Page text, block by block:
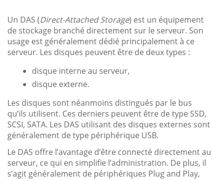
Un DAS (Direct-Attached Storage) est un équipement
de stockage branché directement sur le serveur. Son
usage est généralement dédié principalement à ce
serveur. Les disques peuvent être de deux types :
disque interne au serveur,
disque externe.
Les disques sont néanmoins distingués par le bus
qu’ils utilisent. Ces derniers peuvent être de type SSD,
SCSI, SATA. Les DAS utilisant des disques externes sont
généralement de type périphérique USB.
Le DAS offre l’avantage d’être connecté directement au
serveur, ce qui en simplifie l’administration. De plus, il
s’agit généralement de périphériques Plug and Play,